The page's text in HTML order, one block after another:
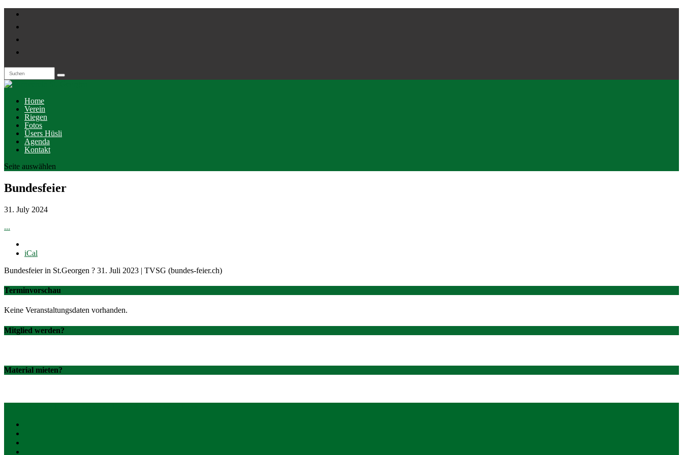
Home
Verein
Riegen
Fotos
Üsers Hüsli
Agenda
Kontakt
Seite auswählen
Bundesfeier
31. July 2024
...
iCal
Bundesfeier in St.Georgen ? 31. Juli 2023 | TVSG (bundes-feier.ch)
Terminvorschau
Keine Veranstaltungsdaten vorhanden.
Mitglied werden?
Material mieten?